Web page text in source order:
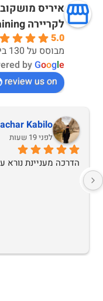
איריס
לקריירה Business Training
5.0
מבוסס על 130 ביקורות
byGoogle
review us on
Kabilo
לפני 19 שעות
הדרכה מעניינת נורא